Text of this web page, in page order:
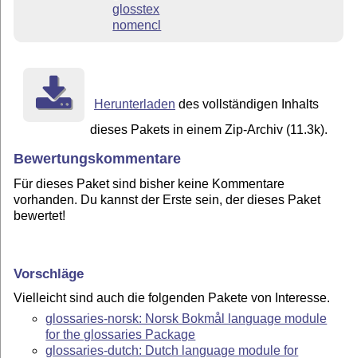
glosstex
nomencl
Herunterladen des vollständigen Inhalts
dieses Pakets in einem Zip-Archiv (11.3k).
Bewertungskommentare
Für dieses Paket sind bisher keine Kommentare
vorhanden. Du kannst der Erste sein, der dieses Paket
bewertet!
Vorschläge
Vielleicht sind auch die folgenden Pakete von Interesse.
glossaries-norsk: Norsk Bokmål language module
for the glossaries Package
glossaries-dutch: Dutch language module for